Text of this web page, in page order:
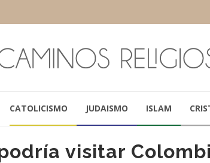
CATOLICISMO JUDAISMO ISLAM
visitar